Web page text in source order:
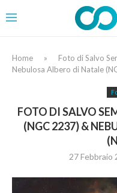
Home »
Foto di Salvo
Nebulosa Albero di Natale
FOTO DI SALVO
(NGC 2237) &
27 Febbraio